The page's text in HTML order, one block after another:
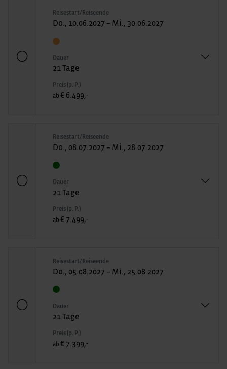
Reisestart/Reiseende
Do., 10.06.2027 – Mi., 30.06.2027
Dauer
21 Tage
Preis (p. P.)
ab € 6.499,-
Reisestart/Reiseende
Do., 08.07.2027 – Mi., 28.07.2027
Dauer
21 Tage
Preis (p. P.)
ab € 7.499,-
Reisestart/Reiseende
Do., 05.08.2027 – Mi., 25.08.2027
Dauer
21 Tage
Preis (p. P.)
ab € 7.399,-